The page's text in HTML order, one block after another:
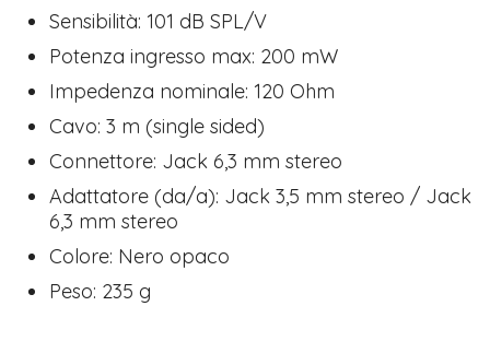
Sensibilità: 101 dB SPL/V
Potenza ingresso max: 200 mW
Impedenza nominale: 120 Ohm
Cavo: 3 m (single sided)
Connettore: Jack 6,3 mm stereo
Adattatore (da/a): Jack 3,5 mm stereo / Jack
6,3 mm stereo
Colore: Nero opaco
Peso: 235 g